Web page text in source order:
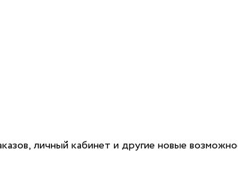
личный кабинет и другие новые